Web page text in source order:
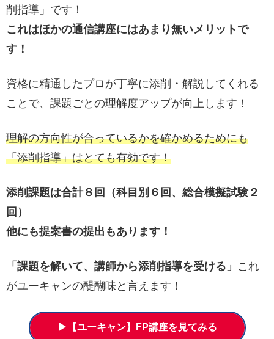
削指導」です！
これはほかの通信講座にはあまり無いメリットで
す！
資格に精通したプロが丁寧に添削・解説してくれる
ことで、課題ごとの理解度アップが向上します！
理解の方向性が合っているかを確かめるためにも
「添削指導」はとても有効です！
添削課題は合計８回（科目別６回、総合模擬試験２
回）
他にも提案書の提出もあります！
「課題を解いて、講師から添削指導を受ける」 これ
がユーキャンの醍醐味と言えます！
▶【ユーキャン】FP講座を見てみる